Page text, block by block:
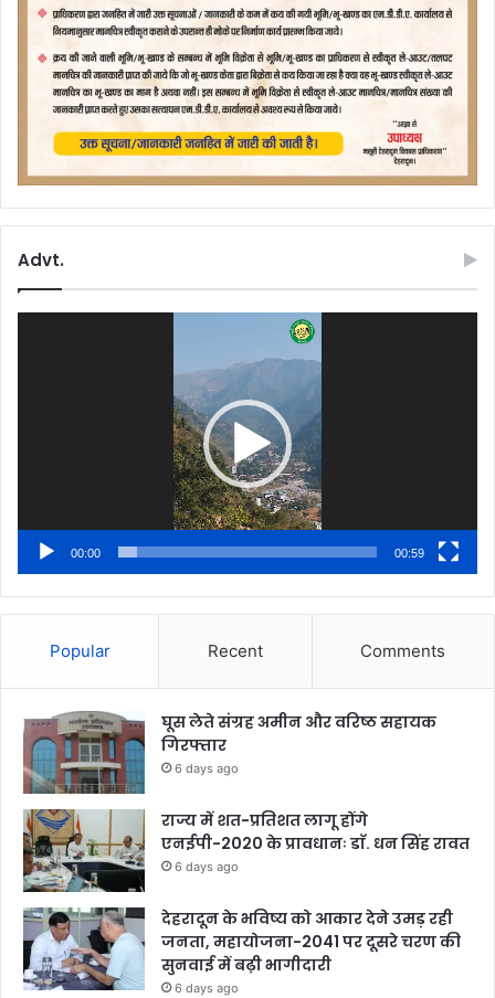
Advt.
00:00 00:59
Popular Recent Comments
घूस लेते संग्रह अमीन और वरिष्ठ सहायक
गिरफ्तार
6 days ago
राज्य में शत-प्रतिशत लागू होंगे
एनईपी-2020 के प्रावधानः डाॅ. धन सिंह रावत
6 days ago
देहरादून के भविष्य को आकार देने उमड़ रही
जनता, महायोजना-2041 पर दूसरे चरण की
सुनवाई में बढ़ी भागीदारी
6 days ago